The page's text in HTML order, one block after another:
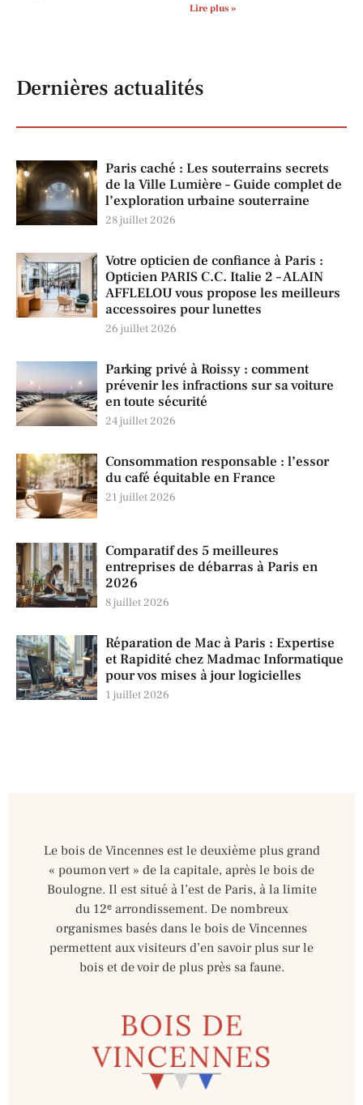
Lire plus »
Dernières actualités
Paris caché : Les souterrains secrets
de la Ville Lumière – Guide complet de
l’exploration urbaine souterraine
28 juillet 2026
Votre opticien de confiance à Paris :
Opticien PARIS C.C. Italie 2 – ALAIN
AFFLELOU vous propose les meilleurs
accessoires pour lunettes
26 juillet 2026
Parking privé à Roissy : comment
prévenir les infractions sur sa voiture
en toute sécurité
24 juillet 2026
Consommation responsable : l’essor
du café équitable en France
21 juillet 2026
Comparatif des 5 meilleures
entreprises de débarras à Paris en
2026
8 juillet 2026
Réparation de Mac à Paris : Expertise
et Rapidité chez Madmac Informatique
pour vos mises à jour logicielles
1 juillet 2026
Le bois de Vincennes est le deuxième plus grand
« poumon vert » de la capitale, après le bois de
Boulogne. Il est situé à l’est de Paris, à la limite
du 12ᵉ arrondissement. De nombreux
organismes basés dans le bois de Vincennes
permettent aux visiteurs d’en savoir plus sur le
bois et de voir de plus près sa faune.